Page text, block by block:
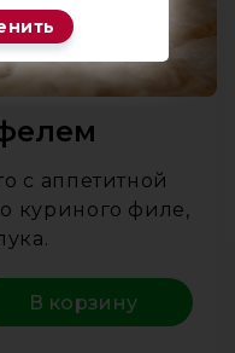
с аппетитной
куриного филе,
В корзину